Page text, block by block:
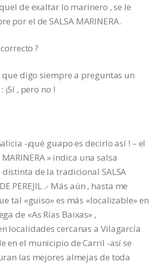
de exaltar lo marinero , se le
por el de SALSA MARINERA.
correcto ?
que digo siempre a preguntas un
, pero no !
-¡qué guapo es decirlo así ! – el
» indica una salsa
de la tradicional SALSA
PEREJIL .- Más aún , hasta me
tal «guiso» es más «localizable» en
de «As Rías Baixas» ,
localidades cercanas a Vilagarcía
en el municipio de Carril -así se
las mejores almejas de toda